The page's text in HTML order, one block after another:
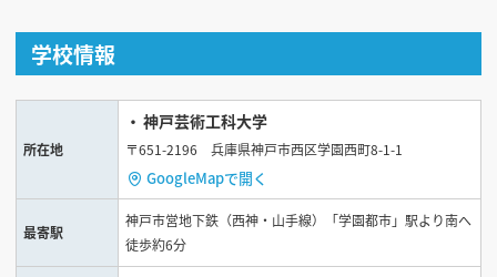
学校情報
所在地
神戸芸術工科大学
〒651-2196 兵庫県神戸市西区学園西町8-1-1
GoogleMapで開く
最寄駅
神戸市営地下鉄（西神・山手線）「学園都市」駅より南へ
徒歩約6分